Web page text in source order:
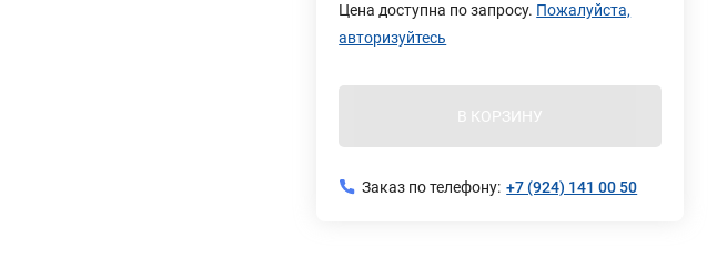
Цена доступна по запросу. Пожалуйста,
авторизуйтесь
В КОРЗИНУ
Заказ по телефону: +7 (924) 141 00 50